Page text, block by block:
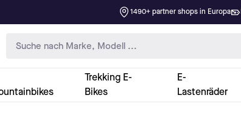
1490+ partner shops in Europa
Trekking E-
Bikes
E-
Lastenräder